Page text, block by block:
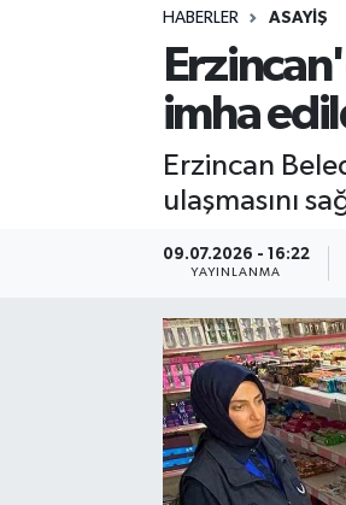
HABERLER ASAYIŞ
imha
Erzincan
ulaşmasını
09.07.2026 - 16:22
YAYINLANMA